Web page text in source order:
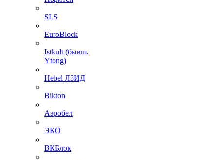
SLS
EuroBlock
Istkult (бывш.
Ytong)
Hebel ЛЗИД
Bikton
Аэробел
ЭКО
ВКБлок